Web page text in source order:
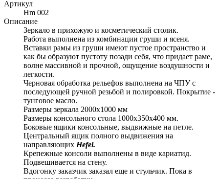
Артикул
Hm 002
Описание
Зеркало в прихожую и косметический столик.
Работа выполнена из комбинации груши и ясеня.
Вставки рамы из груши имеют пустое пространство и
как бы образуют пустоту позади себя, что придает раме,
волне массивной и прочной, ощущение воздушности и
легкости.
Черновая обработка рельефов выполнена на ЧПУ с
последующей ручной резьбой и полировкой. Покрытие -
тунговое масло.
Размеры зеркала 2000х1000 мм
Размеры консольного стола 1000х350х400 мм.
Боковые ящики консольные, выдвижные на петле.
Центральный ящик полного выдвижения на
направляющих Hefel.
Крепежные консоли выполнены в виде кариатид.
Подвешивается на стену.
Вдогонку заказчик заказал еще и стульчик. Пока в